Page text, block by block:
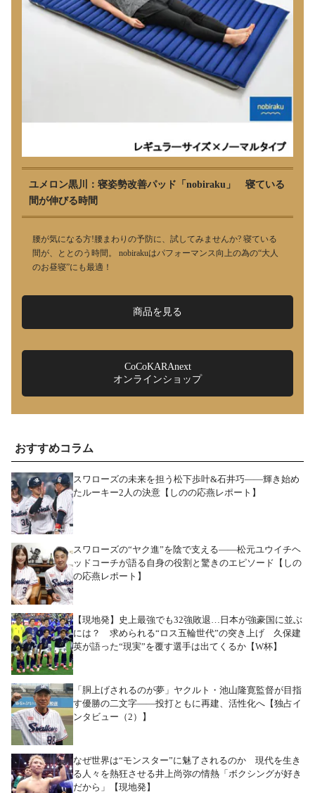
ユメロン黒川：寝姿勢改善パッド「nobiraku」 寝ている
間が伸びる時間
腰が気になる方!腰まわりの予防に、試してみませんか? 寝ている
間が、ととのう時間。 nobirakuはパフォーマンス向上の為の“大人
のお昼寝”にも最適！
商品を見る
CoCoKARAnext
オンラインショップ
おすすめコラム
スワローズの未来を担う松下歩叶&石井巧――輝き始め
たルーキー2人の決意【しのの応燕レポート】
スワローズの“ヤク進”を陰で支える――松元ユウイチヘ
ッドコーチが語る自身の役割と驚きのエピソード【しの
の応燕レポート】
【現地発】史上最強でも32強敗退…日本が強豪国に並ぶ
には？ 求められる“ロス五輪世代”の突き上げ 久保建
英が語った“現実”を覆す選手は出てくるか【W杯】
「胴上げされるのが夢」ヤクルト・池山隆寛監督が目指
す優勝の二文字――投打ともに再建、活性化へ【独占イ
ンタビュー（2）】
なぜ世界は“モンスター”に魅了されるのか 現代を生き
る人々を熱狂させる井上尚弥の情熱「ボクシングが好き
だから」【現地発】